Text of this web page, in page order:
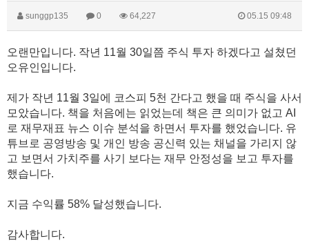
sunggp135 0 64,227 05.15 09:48
오랜만입니다. 작년 11월 30일쯤 주식 투자 하겠다고 설쳤던
오유인입니다.
제가 작년 11월 3일에 코스피 5천 간다고 했을 때 주식을 사서
모았습니다. 책을 처음에는 읽었는데 책은 큰 의미가 없고 AI
로 재무재표 뉴스 이슈 분석을 하면서 투자를 했었습니다. 유
튜브로 공영방송 및 개인 방송 공신력 있는 채널을 가리지 않
고 보면서 가치주를 사기 보다는 재무 안정성을 보고 투자를
했습니다.
지금 수익률 58% 달성했습니다.
감사합니다.